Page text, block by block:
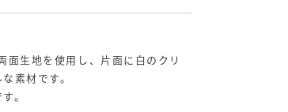
生地を使用し、片面に白のクリ
素材です。
。